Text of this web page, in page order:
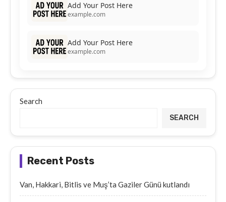
Add Your Post Here
example.com
Add Your Post Here
example.com
Search
SEARCH
Recent Posts
Van, Hakkari, Bitlis ve Muş’ta Gaziler Günü kutlandı